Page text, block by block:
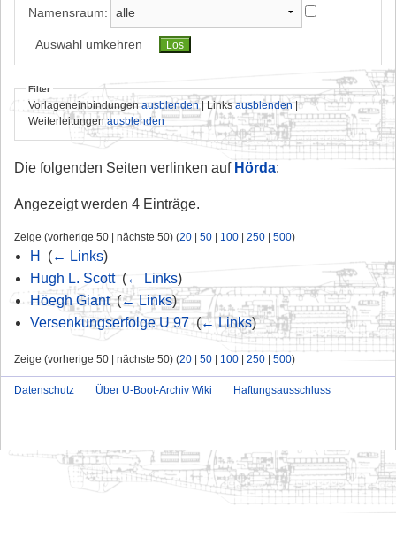
Namensraum:
Auswahl umkehren
Filter
Vorlageneinbindungenausblenden| Linksausblenden |
Weiterleitungenausblenden
Die folgenden Seiten verlinken auf Hörda:
Angezeigt werden 4 Einträge.
Zeige (vorherige 50 | nächste 50) (20 | 50 | 100 | 250 | 500)
H (← Links)
Hugh L. Scott‎ (← Links)
Höegh Giant‎(← Links)
Versenkungserfolge U 97‎(← Links)
Zeige (vorherige 50 | nächste 50) (20 | 50 | 100 | 250 | 500)
Datenschutz Über U-Boot-Archiv Wiki Haftungsausschluss